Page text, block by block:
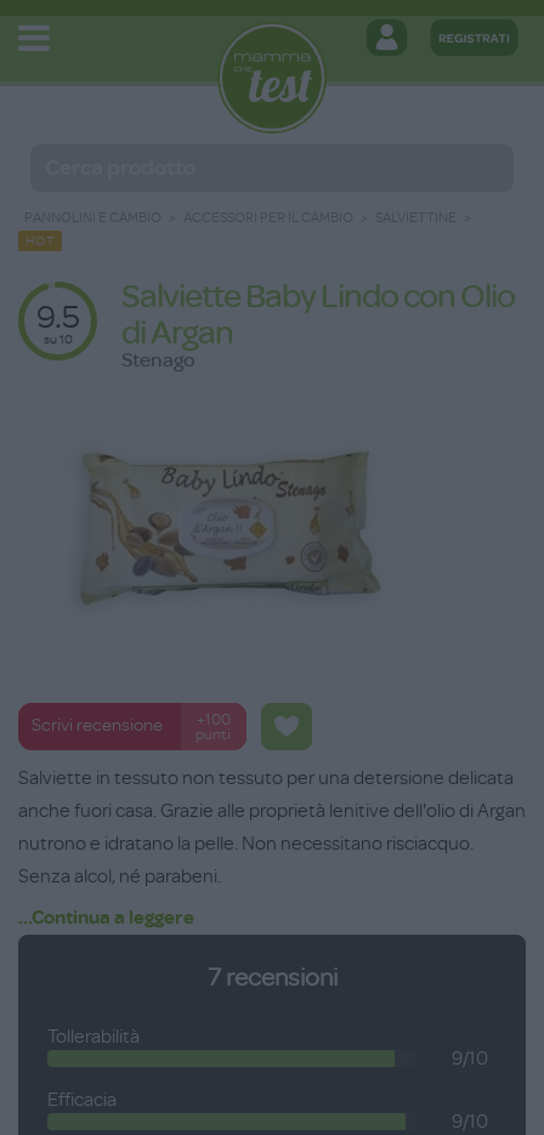
PANNOLINI E CAMBIO ACCESSORI PER IL CAMBIO SALVIETTINE
HOT
9.5
su 10
Salviette Baby Lindo con Olio
di Argan
Stenago
Scrivi recensione
+100
punti
Salviette in tessuto non tessuto per una detersione delicata
anche fuori casa. Grazie alle proprietà lenitive dell'olio di Argan
nutrono e idratano la pelle. Non necessitano risciacquo.
Senza alcol, né parabeni.
...Continua a leggere
7recensioni
Tollerabilità
9/10
Efficacia
9/10